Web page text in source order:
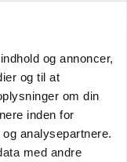
og annoncer,
og til at
om din
inden for
analysepartnere.
med andre